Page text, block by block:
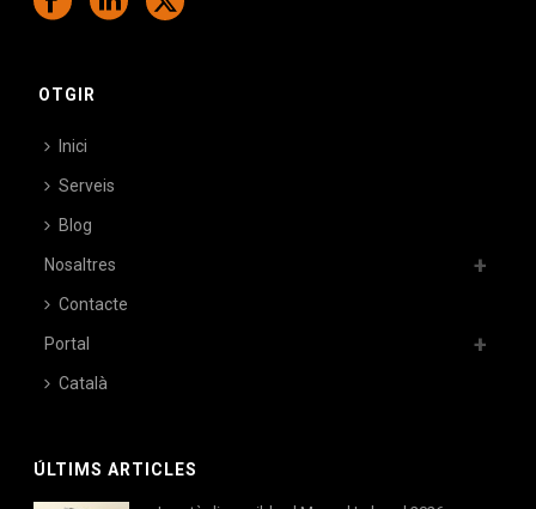
OTGIR
Inici
Serveis
Blog
Nosaltres
Contacte
Portal
Català
ÚLTIMS ARTICLES